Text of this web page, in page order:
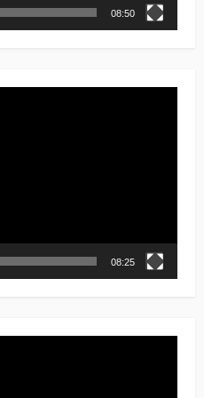
08:50
08:25